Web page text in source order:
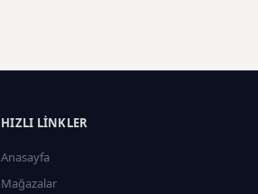
HIZLI LINKLER
Anasayfa
Mağazalar